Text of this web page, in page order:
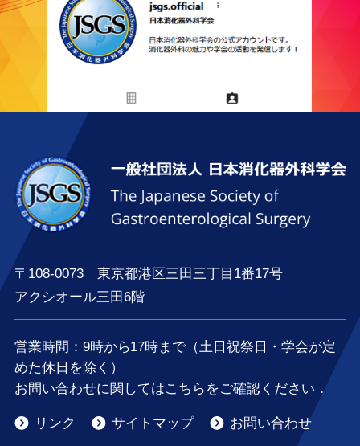
〒108-0073 東京都港区三田三丁目1番17号
アクシオール三田6階
営業時間：9時から17時まで（土日祝祭日・学会が定
めた休日を除く）
お問い合わせに関してはこちらをご確認ください．
リンク サイトマップ
お問い合わせ